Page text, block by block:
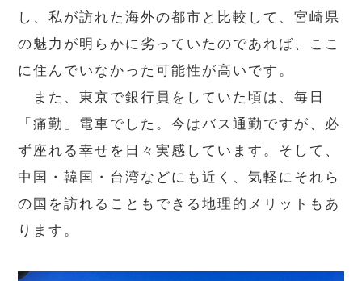
し、私が訪れた海外の都市と比較して、宮崎県
の魅力が明らかに劣っていたのであれば、ここ
に住んでいなかった可能性が高いです。
また、東京で銀行員をしていた頃は、毎日
「痛勤」電車でした。今はバス通勤ですが、必
ず座れる幸せを日々実感しています。そして、
中国・韓国・台湾などにも近く、気軽にそれら
の国を訪れることもできる地理的メリットもあ
ります。